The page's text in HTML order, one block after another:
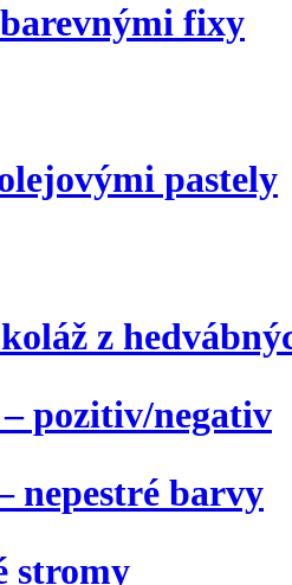
barevnými fixy
pastely
z
pozitiv/negativ
nepestré barvy
stromy